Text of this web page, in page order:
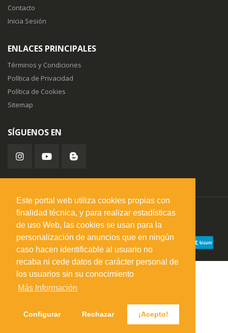
Este portal web utiliza cookies propias con
finalidad técnica, y para realizar estadísticas
de uso Web, las cookies se usan para la
personalización de anuncios que en ningún
caso hacen identificable al usuario no
recaba ni cede datos de carácter personal de
los usuarios sin su conocimiento
Más Información
Configurar Rechazar ¡Acepto!
Contacto
Inicia Sesión
ENLACES PRINCIPALES
Términos y Condiciones
Política de Privacidad
Política de Cookies
Sitemap
SÍGUENOS EN
misuperfavorito.com.
© 2026. Todos los derechos reservados.